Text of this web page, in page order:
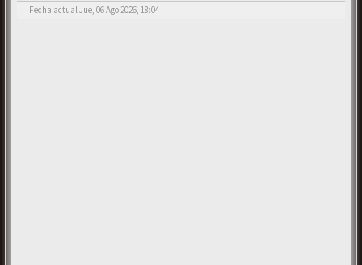
Fecha actual Jue, 06 Ago 2026, 18:04